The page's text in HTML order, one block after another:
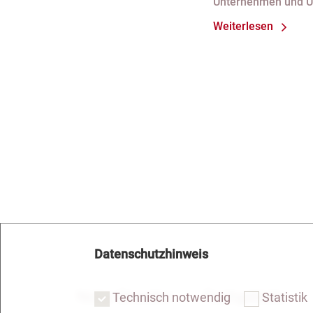
bei
Weiterlesen
Notar Dresden Fachgebiete
Datenschutzhinweis
Technisch notwendig Statistik